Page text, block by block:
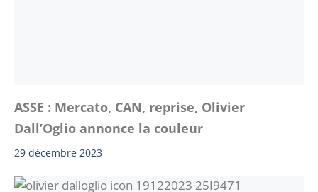
ASSE : Mercato, CAN, reprise, Olivier
Dall’Oglio annonce la couleur
29 décembre 2023